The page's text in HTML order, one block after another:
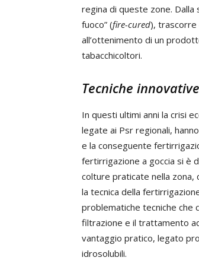
regina di queste zone. Dalla
fuoco” (fire-cured), trascorre
all’ottenimento di un
tabacchicoltori.
Tecniche innovative
In questi ultimi anni la crisi
legate ai Psr regionali,
e la conseguente
fertirrigazione a goccia si è
colture praticate nella zona,
la tecnica della
problematiche tecniche che
filtrazione e il trattamento
vantaggio pratico, legato
idrosolubili.